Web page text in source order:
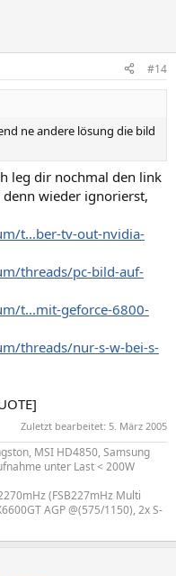
#14
ne andere lösung die bild
leg dir nochmal den link
wieder ignorierst,
t...ber-tv-out-nvidia-
threads/pc-bild-auf-
t...mit-geforce-6800-
threads/nur-s-w-bei-s-
Zuletzt bearbeitet: 5. März 2005
MSI HD4850, Samsung
unter Last < 200W
(FSB227mHz Multi
AGP @(575/1150), 2x S-